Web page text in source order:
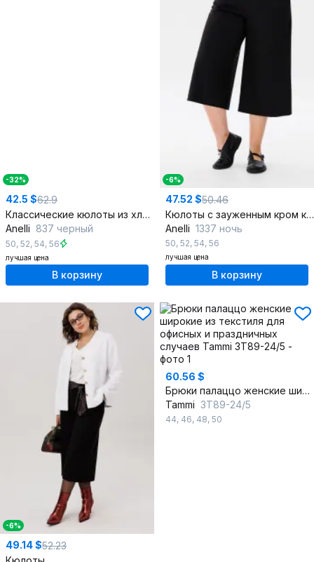
-32%
42.5 $62.9
Классические кюлоты из хлопка с застежкой на гульфик
Anelli 837 черный
50, 52, 54, 56
лучшая цена
В корзину
-6%
47.52 $50.46
Кюлоты с зауженным кром каймом и карманами
Anelli 1337 ночь
50, 52, 54, 56
лучшая цена
В корзину
-6%
49.14 $52.23
60.56 $
Брюки палаццо женские широкие из текстиля для офисных и праздничных случаев
Tammi 3Т89-24/5
44, 46, 48, 50